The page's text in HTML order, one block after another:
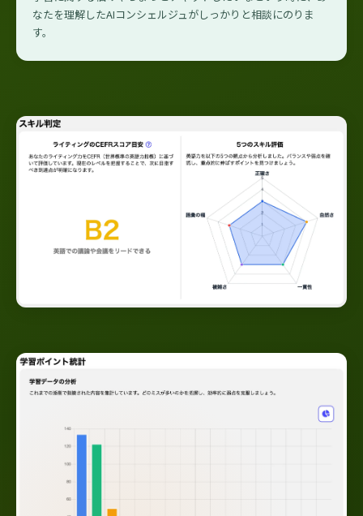
なたを理解したAIコンシェルジュがしっかりと相談にのりま
す。